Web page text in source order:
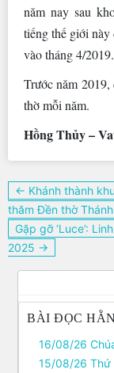
năm nay sau
tiếng thế giới này
vào tháng 4/2019.
Trước năm
thờ mỗi năm.
Hồng Thủy –
Điều
hướng
bài
viết
← Khánh thành
thăm Đền thờ
Gặp gỡ ‘Luce’:
2025 →
BÀI ĐỌC
16/08/26
15/08/26 Thứ